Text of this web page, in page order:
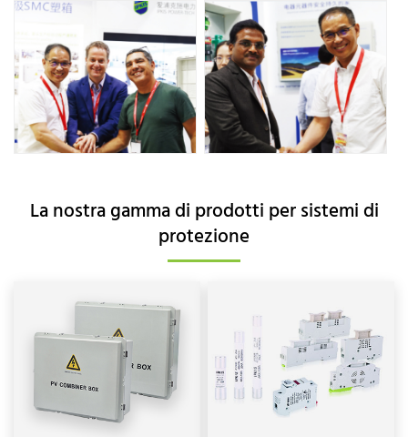
La nostra gamma di prodotti per sistemi di
protezione